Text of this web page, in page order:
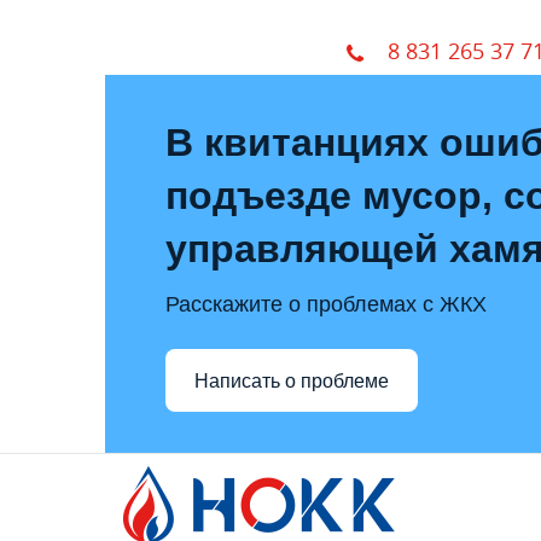
8 831 265 37 71
В квитанциях
подъезде мусор,
управляющей
Расскажите о проблемах с ЖКХ
Написать о проблеме